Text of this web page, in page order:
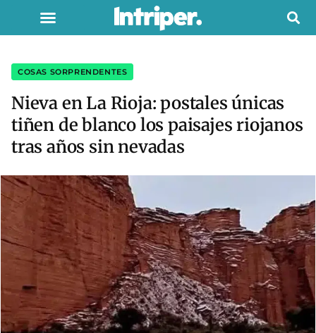
COSAS SORPRENDENTES
Nieva en La Rioja: postales únicas
tiñen de blanco los paisajes riojanos
tras años sin nevadas